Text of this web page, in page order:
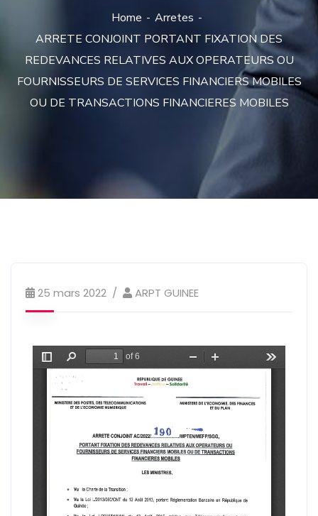
Home
Arretes
ARRETE CONJOINT PORTANT FIXATION DES
REDEVANCES RELATIVES AUX OPERATEURS OU
FOURNISSEURS DE SERVICES FINANCIERS MOBILES
OU DE TRANSACTIONS FINANCIERES MOBILES
25 mars 2022 ARPT GUINEE